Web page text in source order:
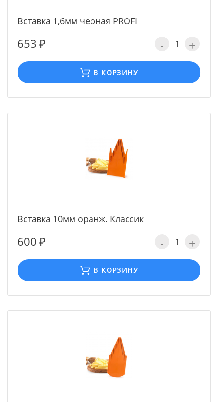
Вставка 1,6мм черная PROFI
653 ₽ - +
В КОРЗИНУ
Вставка 10мм оранж. Классик
600 ₽ - +
В КОРЗИНУ